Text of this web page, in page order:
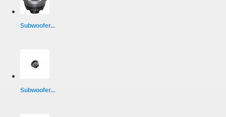
Subwoofer...
Subwoofer...